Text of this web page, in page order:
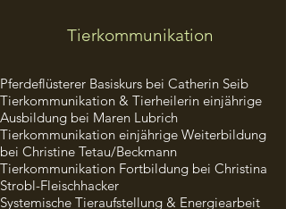
Tierkommunikation
Pferdeflüsterer Basiskurs bei Catherin Seib
Tierkommunikation & Tierheilerin einjährige
Ausbildung bei Maren Lubric​​h
Tierkommunikation einjährige Weiterbildung
bei Christine Tetau/Beckmann
Tierkommunikation Fortbildung bei Christina
Strobl-Fleischhacker
Systemische Tieraufstellung & Energiearbeit